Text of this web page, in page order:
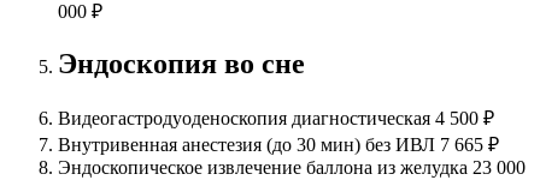
000 ₽
Эндоскопия во сне
Видеогастродуоденоскопия диагностическая 4 500 ₽
Внутривенная анестезия (до 30 мин) без ИВЛ 7 665 ₽
Эндоскопическое извлечение баллона из желудка 23 000